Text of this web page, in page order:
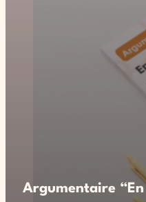
Argumentaire